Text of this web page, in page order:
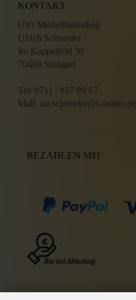
KONTAKT
Uli's Modellbahnshop
Ulrich Schneider
Im Kappelfeld 30
70469 Stuttgart
Tel: 0711 / 817 89 67
Mail: uu.schneider@t-online.de
BEZAHLEN MIT